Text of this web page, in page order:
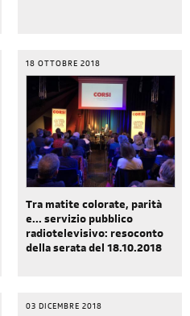
18 OTTOBRE 2018
Tra matite colorate, parità
e... servizio pubblico
radiotelevisivo: resoconto
della serata del 18.10.2018
03 DICEMBRE 2018